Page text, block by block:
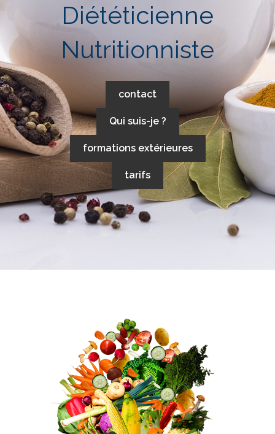
Diététicienne
Nutritionniste
contact
Qui suis-je ?
formations extérieures
tarifs